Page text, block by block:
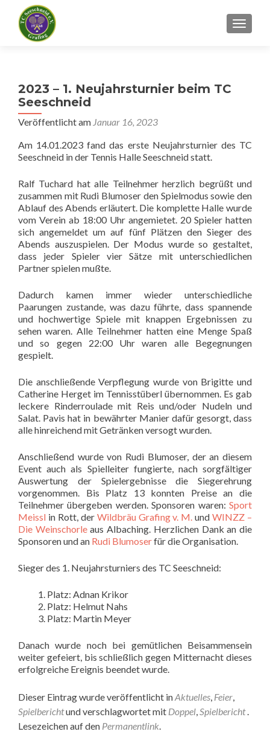
2023 – 1. Neujahrsturnier beim TC
Seeschneid
Veröffentlicht am Januar 16, 2023
Am 14.01.2023 fand das erste Neujahrsturnier des TC
Seeschneid in der Tennis Halle Seeschneid statt.
Ralf Tuchard hat alle Teilnehmer herzlich begrüßt und
zusammen mit Rudi Blumoser den Spielmodus sowie den
Ablauf des Abends erläutert. Die komplette Halle wurde
vom Verein ab 18:00 Uhr angemietet. 20 Spieler hatten
sich angemeldet um auf fünf Plätzen den Sieger des
Abends auszuspielen. Der Modus wurde so gestaltet,
dass jeder Spieler vier Sätze mit unterschiedlichen
Partner spielen mußte.
Dadurch kamen immer wieder unterschiedliche
Paarungen zustande, was dazu führte, dass spannende
und hochwertige Spiele mit knappen Ergebnissen zu
sehen waren. Alle Teilnehmer hatten eine Menge Spaß
und so gegen 22:00 Uhr waren alle Begegnungen
gespielt.
Die anschließende Verpflegung wurde von Brigitte und
Catherine Herget im Tennisstüberl übernommen. Es gab
leckere Rinderroulade mit Reis und/oder Nudeln und
Salat. Pavis hat in bewährter Manier dafür gesorgt, dass
alle hinreichend mit Getränken versogt wurden.
Anschließend wurde von Rudi Blumoser, der an diesem
Event auch als Spielleiter fungierte, nach sorgfältiger
Auswertung der Spielergebnisse die Siegerehrung
vorgenommen. Bis Platz 13 konnten Preise an die
Teilnehmer übergeben werden. Sponsoren waren: Sport
Meissl in Rott, der Wildbräu Grafing v. M. undWINZZ –
Die Weinschorleaus Albaching. Herzlichen Dank an die
Sponsoren und an Rudi Blumoserfür die Organisation.
Sieger des 1. Neujahrsturniers des TC Seeschneid:
Platz: Adnan Krikor
Platz: Helmut Nahs
Platz: Martin Meyer
Danach wurde noch bei gemütlichen Beisammensein
weiter gefeiert, bis schließlich gegen Mitternacht dieses
erfolgreiche Ereignis beendet wurde.
Dieser Eintrag wurde veröffentlicht inAktuelles, Feier,
Spielberichtund verschlagwortet mit Doppel,Spielbericht.
Lesezeichen auf den Permanentlink.